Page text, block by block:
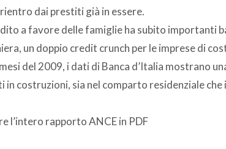
dai prestiti già in essere.
a favore delle famiglie ha subito importanti
un doppio credit crunch per le imprese di
del 2009, i dati di Banca d’Italia mostrano
in costruzioni, sia nel comparto residenziale che
l’intero rapporto ANCE in PDF